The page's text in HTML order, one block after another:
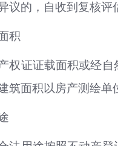
议的，自收到复核
积
权证证载面积或经
筑面积以房产测绘单